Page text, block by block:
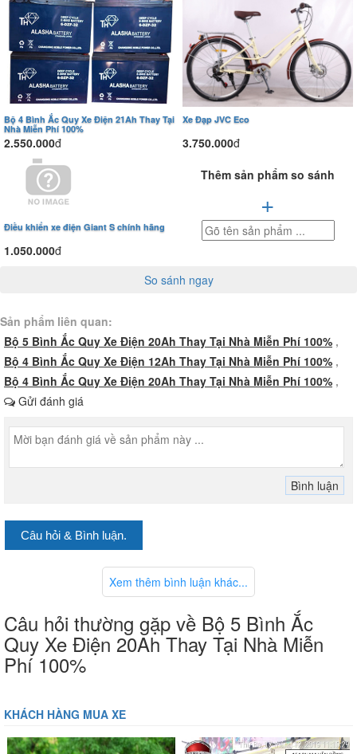
Bộ 4 Bình Ắc Quy Xe Điện 21Ah Thay Tại
Nhà Miễn Phí 100%
2.550.000đ
Xe Đạp JVC Eco
3.750.000đ
Điều khiển xe điện Giant S chính hãng
1.050.000đ
Thêm sản phẩm so sánh
+
So sánh ngay
Sản phẩm liên quan:
Bộ 5 Bình Ắc Quy Xe Điện 20Ah Thay Tại Nhà Miễn Phí 100% ,
Bộ 4 Bình Ắc Quy Xe Điện 12Ah Thay Tại Nhà Miễn Phí 100% ,
Bộ 4 Bình Ắc Quy Xe Điện 20Ah Thay Tại Nhà Miễn Phí 100% ,
Gửi đánh giá
Câu hỏi & Bình luận.
Xem thêm bình luận khác...
Câu hỏi thường gặp về Bộ 5 Bình Ắc
Quy Xe Điện 20Ah Thay Tại Nhà Miễn
Phí 100%
KHÁCH HÀNG MUA XE